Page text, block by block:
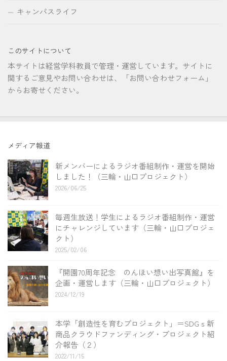
キャンパスライフ
このサイトについて
本サイトは経営学科教員で管理・運営しています。サイトに
関するご意見やお問い合わせは、「お問い合わせフォーム」
からお寄せください。
メディア報道
新メンバーによるラジオ番組制作・運営を開始
しました！（三輪・山口プロジェクト）
2026/06/25
毎週生放送！学生によるラジオ番組制作・運営
にチャレンジしています（三輪・山口プロジェ
クト）
2025/02/06
『開園70周年記念 のんほい想い出写真館』を
企画・運営します（三輪・山口プロジェクト）
2024/12/19
本学「創造性を育むプロジェクト」＝SDGｓ新
商品クラウドファンディング・プロジェクト紹
介報告（２）
2022/11/15